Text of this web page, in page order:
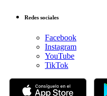
Redes sociales
Facebook
Instagram
YouTube
TikTok